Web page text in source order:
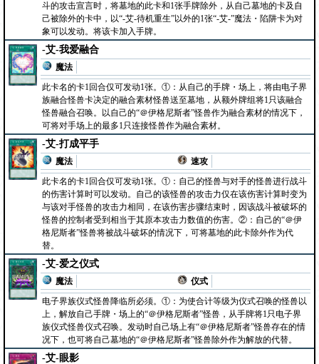
斗的攻击宣言时，将墓地的此卡和1张手牌除外，从自己墓地的卡及自
己被除外的卡中，以“-艾-待机重生”以外的1张“-艾-”魔法・陷阱卡为对
象可以发动。将该卡加入手牌。
-艾-我爱融合
魔法
此卡名的卡1回合仅可发动1张。①：从自己的手牌・场上，将由电子界
族融合怪兽卡决定的融合素材怪兽送至墓地，从额外牌组将1只该融合
怪兽融合召唤。以自己的“＠伊格尼斯者”怪兽作为融合素材的情况下，
可将对手场上的最多1只连接怪兽作为融合素材。
-艾-打成平手
魔法
速攻
此卡名的卡1回合仅可发动1张。①：自己的怪兽与对手的怪兽进行战斗
的伤害计算时可以发动。自己的该怪兽的攻击力仅在该伤害计算时变为
与该对手怪兽的攻击力相同，在该伤害步骤结束时，因该战斗被破坏的
怪兽的控制者受到相当于其原本攻击力数值的伤害。②：自己的“＠伊
格尼斯者”怪兽将被战斗破坏的情况下，可将墓地的此卡除外作为代
替。
-艾-爱之仪式
魔法
仪式
电子界族仪式怪兽降临所必须。①：为使合计等级为仪式召唤的怪兽以
上，解放自己手牌・场上的“＠伊格尼斯者”怪兽，从手牌将1只电子界
族仪式怪兽仪式召唤。发动时自己场上有“＠伊格尼斯者”怪兽存在的情
况下，也可将自己墓地的“＠伊格尼斯者”怪兽除外作为解放的代替。
-艾-眼影